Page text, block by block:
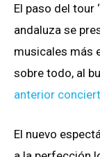
El paso del tour ‘
andaluza se
musicales más
sobre todo, al
anterior
El nuevo